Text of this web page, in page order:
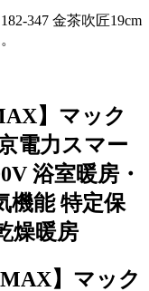
347 金茶吹匠19cm
】マック
電力スマー
浴室暖房・
機能 特定保
燥暖房